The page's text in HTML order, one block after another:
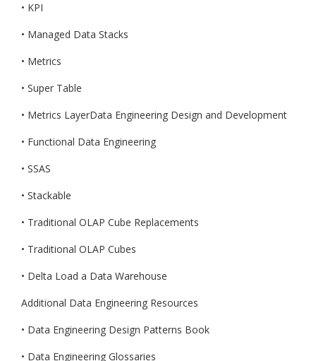
• KPI
• Managed Data Stacks
• Metrics
• Super Table
• Metrics LayerData Engineering Design and Development
• Functional Data Engineering
• SSAS
• Stackable
• Traditional OLAP Cube Replacements
• Traditional OLAP Cubes
• Delta Load a Data Warehouse
Additional Data Engineering Resources
• Data Engineering Design Patterns Book
• Data Engineering Glossaries